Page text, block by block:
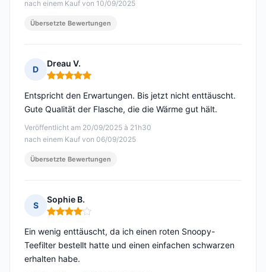
nach einem Kauf von 10/09/2025
Übersetzte Bewertungen
D
Dreau V.
Hinweis: 5 von 5
Veröffentlicht am 20/09/2025 à 21h30
nach einem Kauf von 06/09/2025
Entspricht den Erwartungen. Bis jetzt nicht enttäuscht.
Gute Qualität der Flasche, die die Wärme gut hält.
Übersetzte Bewertungen
S
Sophie B.
Hinweis: 4 von 5
Ein wenig enttäuscht, da ich einen roten Snoopy-
Teefilter bestellt hatte und einen einfachen schwarzen
erhalten habe.